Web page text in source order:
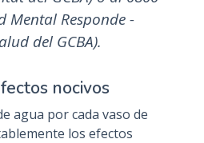
Mental Responde -
del GCBA).
nocivos
agua por cada vaso de
los efectos